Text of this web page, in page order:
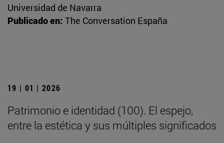
Universidad de Navarra
Publicado en: The Conversation España
19 | 01 | 2026
Patrimonio e identidad (100). El espejo,
entre la estética y sus múltiples significados